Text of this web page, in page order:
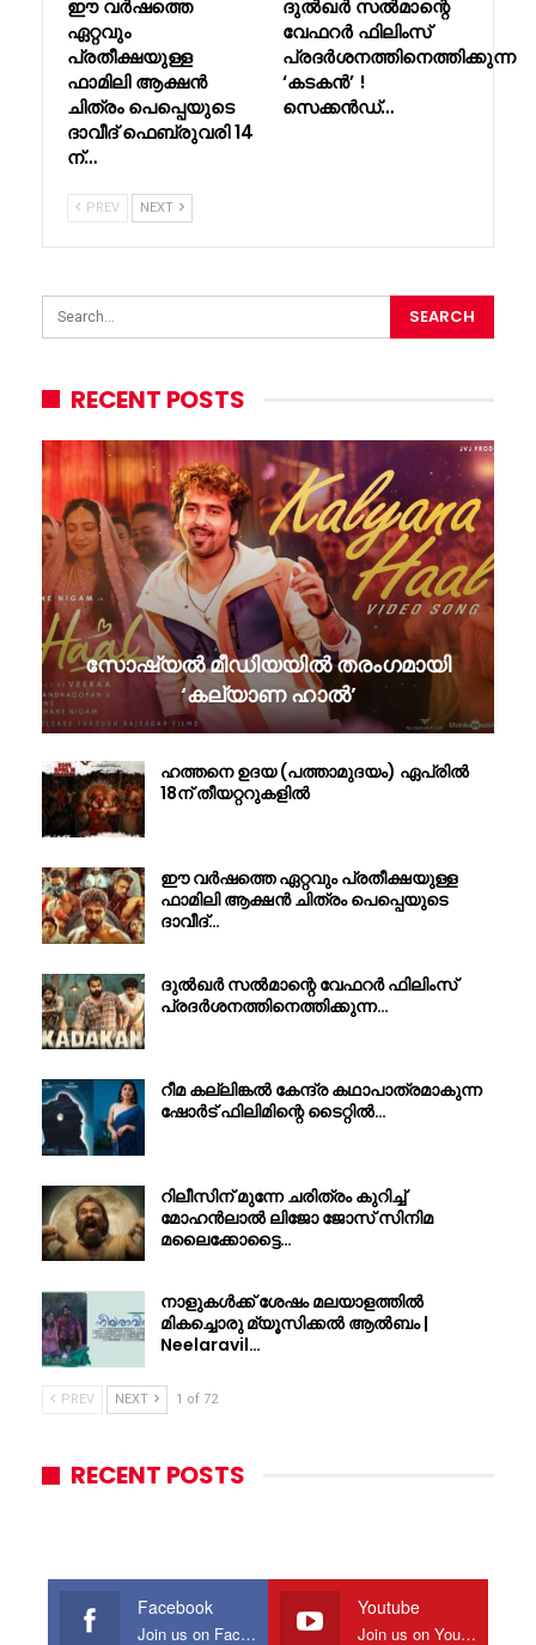
ഈ വർഷത്തെ
ഏറ്റവും
പ്രതീക്ഷയുള്ള
ഫാമിലി ആക്ഷൻ
ചിത്രം പെപ്പെയുടെ
ദാവീദ് ഫെബ്രുവരി 14
ന്…
ദുൽഖർ സൽമാന്റെ
വേഫറർ ഫിലിംസ്
പ്രദർശനത്തിനെത്തിക്കുന്ന
‘കടകൻ’ !
സെക്കൻഡ്…
PREV NEXT
RECENT POSTS
സോഷ്യൽ മീഡിയയിൽ തരംഗമായി
‘കല്യാണ ഹാൽ’
ഹത്തനെ ഉദയ (പത്താമുദയം) ഏപ്രിൽ
18ന് തീയറ്ററുകളിൽ
ഈ വർഷത്തെ ഏറ്റവും പ്രതീക്ഷയുള്ള
ഫാമിലി ആക്ഷൻ ചിത്രം പെപ്പെയുടെ
ദാവീദ്…
ദുൽഖർ സൽമാന്റെ വേഫറർ ഫിലിംസ്
പ്രദർശനത്തിനെത്തിക്കുന്ന…
റീമ കല്ലിങ്കൽ കേന്ദ്ര കഥാപാത്രമാകുന്ന
ഷോർട് ഫിലിമിന്റെ ടൈറ്റിൽ…
റിലീസിന് മുന്നേ ചരിത്രം കുറിച്ച്
മോഹൻലാൽ ലിജോ ജോസ് സിനിമ
മലൈക്കോട്ടൈ…
നാളുകൾക്ക് ശേഷം മലയാളത്തിൽ
മികച്ചൊരു മ്യൂസിക്കൽ ആൽബം |
Neelaravil…
PREV NEXT 1 of 72
RECENT POSTS
Facebook
Join us on Facebook
Youtube
Join us on Youtube